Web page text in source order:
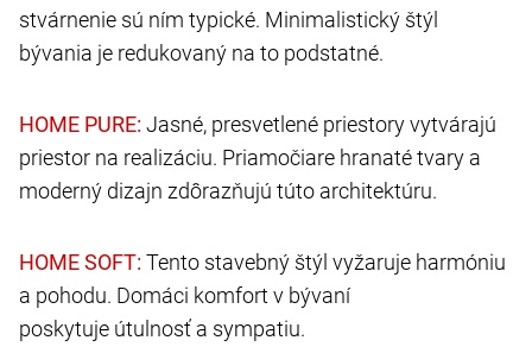
stvárnenie sú ním typické. Minimalistický štýl
bývania je redukovaný na to podstatné.
Jasné, presvetlené priestory vytvárajú
priestor na realizáciu. Priamočiare hranaté tvary a
moderný dizajn zdôrazňujú túto architektúru.
Tento stavebný štýl vyžaruje harmóniu
a pohodu. Domáci komfort v bývaní
poskytuje útulnosť a sympatiu.